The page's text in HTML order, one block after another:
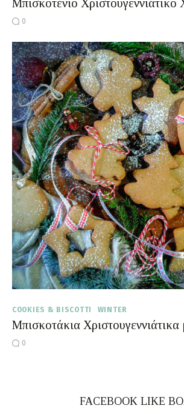
Μπισκοτένιο Χριστουγεννιάτικο
0
COOKIES & BISCOTTI WINTER
Μπισκοτάκια
0
FACEBOOK LIKE